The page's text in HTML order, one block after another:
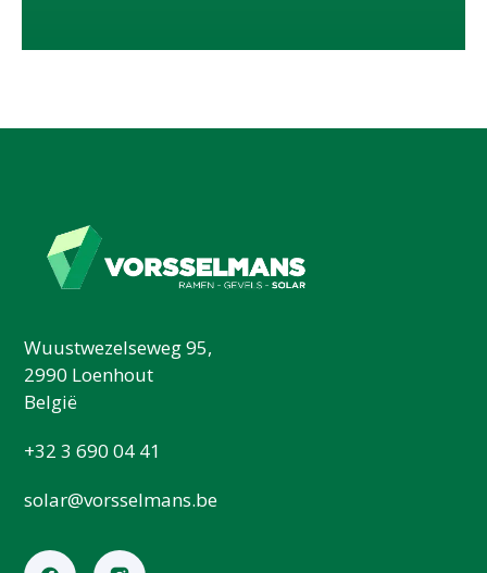
Wuustwezelseweg 95,
2990 Loenhout
België
+32 3 690 04 41
solar@vorsselmans.be